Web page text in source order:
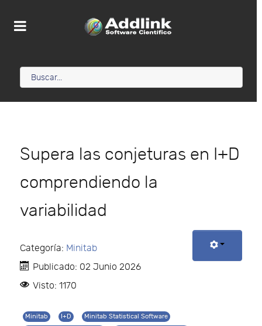
Supera las conjeturas en I+D
comprendiendo la
variabilidad
Categoría: Minitab
Publicado: 02 Junio 2026
Visto: 1170
Minitab I+D
Minitab Statistical Software